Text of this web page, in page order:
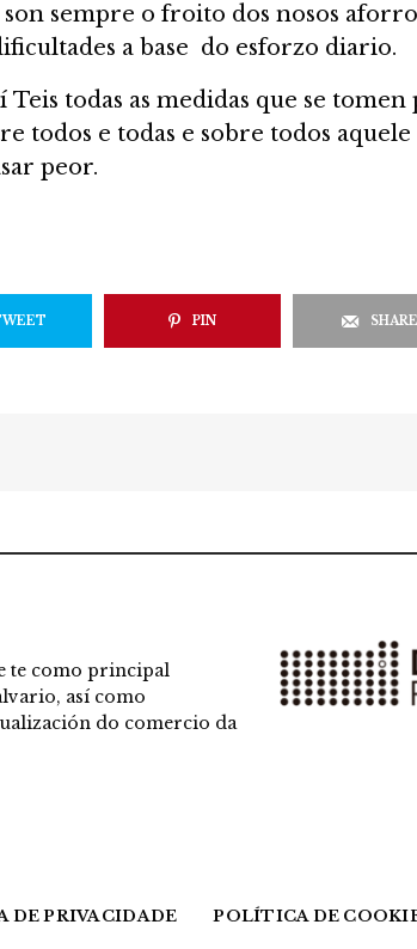
sempre o froito dos nosos
a base do esforzo diario.
todas as medidas que se tomen
todos e todas e sobre todos aquele
peor.
PIN SHARE
te como principal
así como
do comercio da
DE PRIVACIDADE POLÍTICA DE